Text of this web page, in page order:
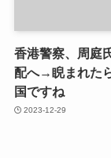
香港警察、周庭
配へ→睨まれた
国ですね
2023-12-29